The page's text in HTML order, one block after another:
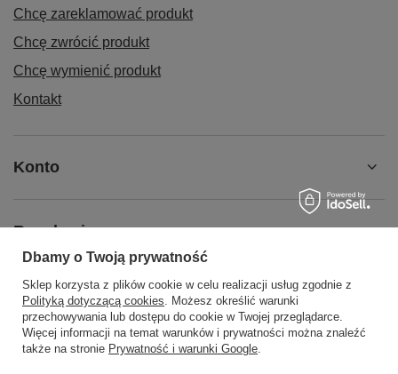
Chcę zareklamować produkt
Chcę zwrócić produkt
Chcę wymienić produkt
Kontakt
Konto
Regulaminy
Social Media
Dbamy o Twoją prywatność
Sklep korzysta z plików cookie w celu realizacji usług zgodnie z
Polityką dotyczącą cookies. Możesz określić warunki
przechowywania lub dostępu do cookie w Twojej przeglądarce.
Więcej informacji na temat warunków i prywatności można znaleźć
także na stronie Prywatność i warunki Google.